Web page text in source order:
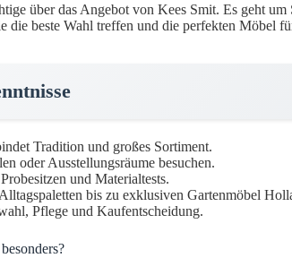
über das Angebot von Kees Smit. Es geht
die beste Wahl treffen und die perfekten Möbel
Tradition und großes Sortiment.
oder Ausstellungsräume besuchen.
und Materialtests.
bis zu exklusiven Gartenmöbel
Pflege und Kaufentscheidung.